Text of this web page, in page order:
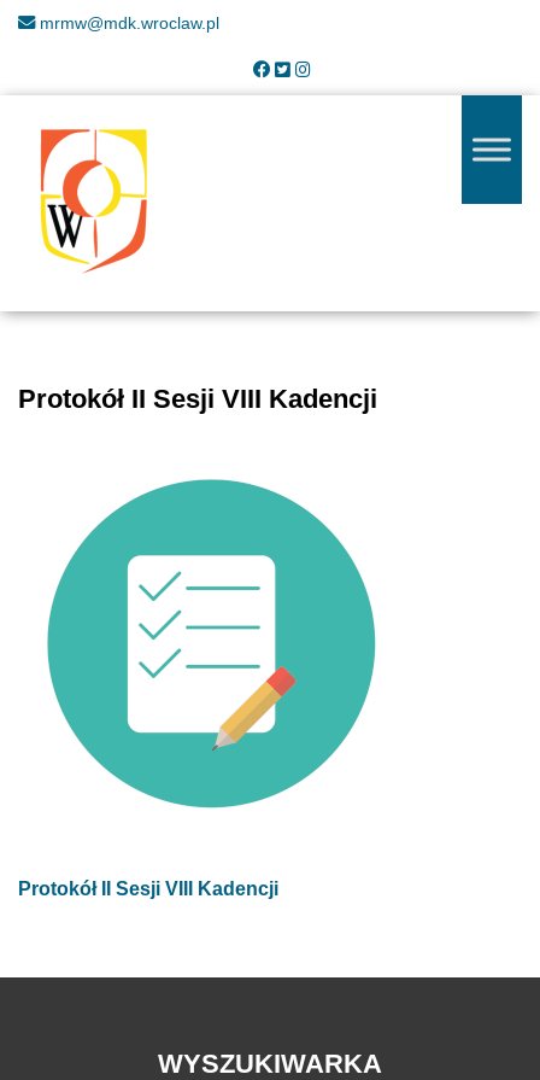
mrmw@mdk.wroclaw.pl
Protokół II Sesji VIII Kadencji
Protokół II Sesji VIII Kadencji
WYSZUKIWARKA